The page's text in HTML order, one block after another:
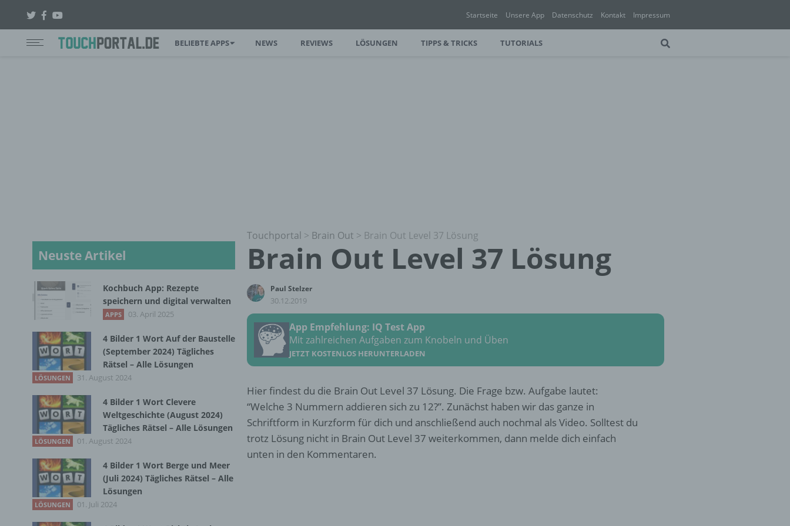
Startseite Unsere App Datenschutz Kontakt Impressum
BELIEBTE APPS NEWS REVIEWS LÖSUNGEN TIPPS & TRICKS TUTORIALS
Touchportal > Brain Out > Brain Out Level 37 Lösung
Brain Out Level 37 Lösung
Paul Stelzer
30.12.2019
App Empfehlung: IQ Test App
Mit zahlreichen Aufgaben zum Knobeln und Üben
JETZT KOSTENLOS HERUNTERLADEN
Hier findest du die Brain Out Level 37 Lösung. Die Frage bzw. Aufgabe lautet:
“Welche 3 Nummern addieren sich zu 12?”. Zunächst haben wir das ganze in
Schriftform in Kurzform für dich und anschließend auch nochmal als Video. Solltest du
trotz Lösung nicht in Brain Out Level 37 weiterkommen, dann melde dich einfach
unten in den Kommentaren.
Neuste Artikel
Kochbuch App: Rezepte
speichern und digital verwalten
APPS 03. April 2025
4 Bilder 1 Wort Auf der Baustelle
(September 2024) Tägliches
Rätsel – Alle Lösungen
LÖSUNGEN 31. August 2024
4 Bilder 1 Wort Clevere
Weltgeschichte (August 2024)
Tägliches Rätsel – Alle Lösungen
LÖSUNGEN 01. August 2024
4 Bilder 1 Wort Berge und Meer
(Juli 2024) Tägliches Rätsel – Alle
Lösungen
LÖSUNGEN 01. Juli 2024